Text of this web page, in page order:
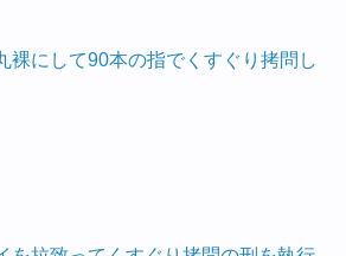
裸にして90本の指でくすぐり拷問し